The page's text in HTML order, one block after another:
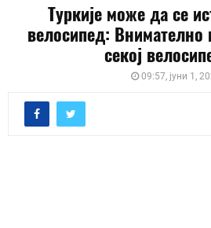
Туркије може да се
велосипед: Внимателно
секој
09:57, јуни 1,